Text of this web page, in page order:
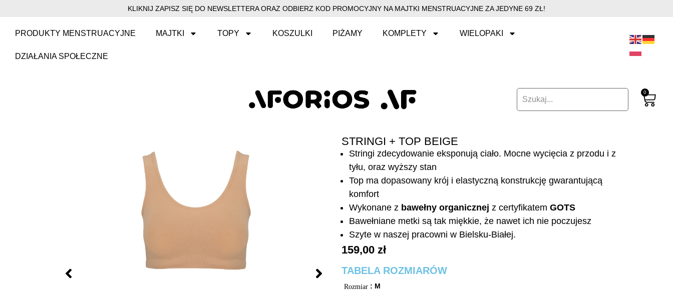
KLIKNIJ ZAPISZ SIĘ DO NEWSLETTERA ORAZ ODBIERZ KOD PROMOCYJNY NA MAJTKI MENSTRUACYJNE ZA JEDYNE 69 ZŁ!
PRODUKTY MENSTRUACYJNE MAJTKI TOPY KOSZULKI PIŻAMY KOMPLETY WIELOPAKI
DZIAŁANIA SPOŁECZNE
0
STRINGI + TOP BEIGE
Stringi zdecydowanie eksponują ciało. Mocne wycięcia z przodu i z
tyłu, oraz wyższy stan
Top ma dopasowany krój i elastyczną konstrukcję gwarantującą
komfort
Wykonane z bawełny organicznej z certyfikatem GOTS
Bawełniane metki są tak miękkie, że nawet ich nie poczujesz
Szyte w naszej pracowni w Bielsku-Białej.
159,00 zł
TABELA ROZMIARÓW
Rozmiar : M